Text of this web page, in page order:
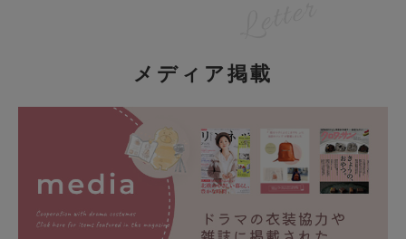
メディア掲載